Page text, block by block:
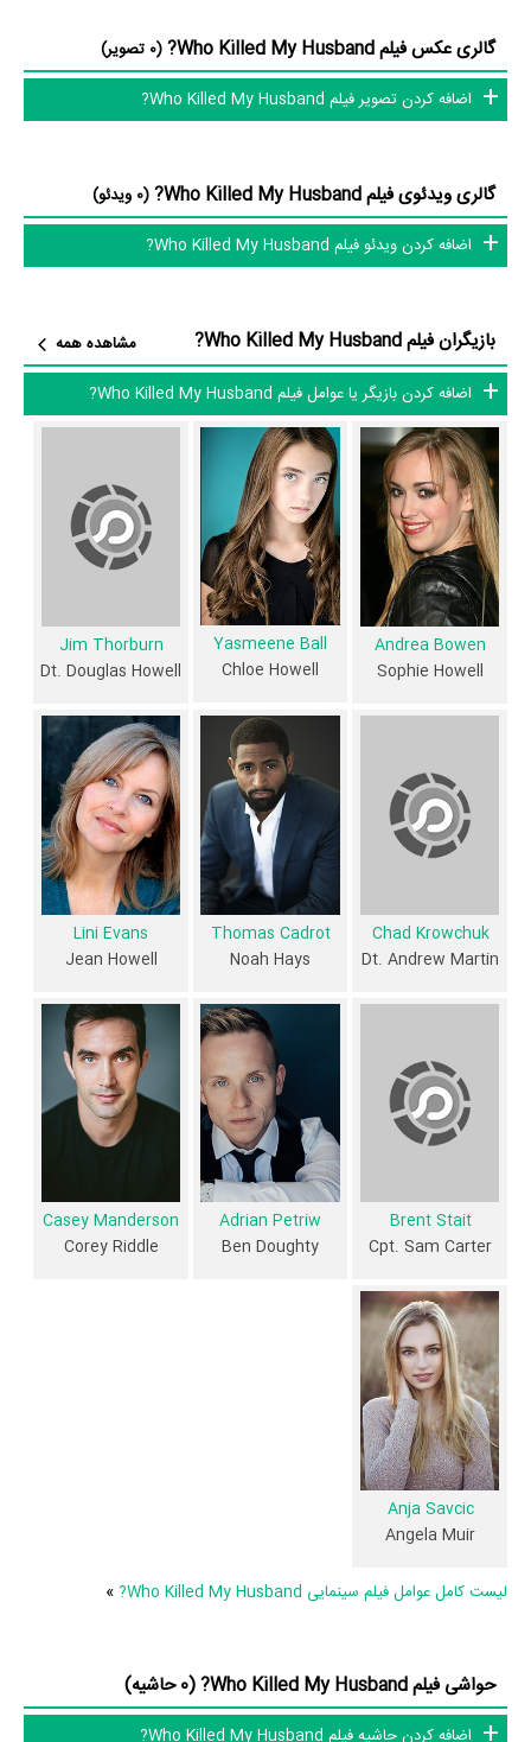
Killed My Husband? بازیگرانی چون
Andrea Bowen
در نقش Sophie
Howell،Yasmeene Ball در نقش Chloe Howell،Jim Thorburn
Jean Howell و
Brent Stait
در نقش Cpt. Sam Carter به ایفای نقش و
Killed My Husband? باتوجه به بازی گرفتن از این تعداد بازیگر و مدیریت
آنها کار بسیار دشواری بوده است؛ باید بررسی کرد آیاDavid Winning
کارگردان و به‌عنوان بازیگردان و همچنین تیم بازیگری Who Killed My
Husband? توانسته‌اند در این زمینه موفق باشند و بازی‌های درخشانی را
نمایش دهند؟
از دیگر بازیگران فیلم Who Killed My Husband? می‌توان به
Adrian
Petriwدر نقش Ben Doughty،Casey Manderson
در نقش Corey
Riddle و
Anja Savcic در نقش Angela Muir اشاره کرد.
داستان فیلم Who Killed My Husband?
از محتوا و داستان فیلم Who Killed My Husband? چقدر اطلاع دارید؟
Karen HannaوCathy
McKernanنوشته شده است.
در خلاصه داستانی که یا از سوی تیم رسانه‌ای اثر و یا توسط دیگر رسانه‌ها درباره
داستان Who Killed My Husband? منتشر شده است، می‌خوانیم: «شوهر
سوفی در خط وظیفه به عنوان یک افسر پلیس کشته شده است، و اکنون او
برای رسیدگی به آخرین پرونده وی به عنوان دخترش به شدت بیمار در معرض
فیلم Who Killed My Husband? از نظر ساختار (فرم)، محتوا و محیط تولید،
به آثار مختلفی شباهت دارد. با توجه به شاخص‌های متعدد و گوناگونی می‌توان
گفت آثار مرتبط فیلم Who Killed My Husband? عبارت است از: .
نیز آمارها و نکات جذابی را می‌توان بیان کرد. براساس آمارها فیلم Who Killed
امتیاز مردم فیلم Who Killed My Husband? بهترین اثر
حرفه بازیگری محسوب می‌شود.
فیلم اولی بوده‌اند:Lini Evans
همچنینDavid Winning
همکاری خود با بازیگرانی چون
یکدیگر یک رابطه همکاری شکل گرفته که 45 همکاری برای اولین‌مرتبه در
Who Killed My Husband? رخ داده است. مانند:
Andrea Bowenو
گالری عکس فیلم Who Killed My Husband?
(0 تصویر)
اضافه کردن تصویر فیلم Who Killed My Husband?
گالری ویدئوی فیلم Who Killed My Husband?
(0 ویدئو)
اضافه کردن ویدئو فیلم Who Killed My Husband?
بازیگران فیلم Who Killed My Husband?
مشاهده همه
اضافه کردن بازیگر یا عوامل فیلم Who Killed My Husband?
Andrea Bowen
Sophie Howell
Yasmeene Ball
Chloe Howell
Jim Thorburn
Dt. Douglas Howell
Chad Krowchuk
Dt. Andrew Martin
Thomas Cadrot
Noah Hays
Lini Evans
Jean Howell
Brent Stait
Cpt. Sam Carter
Adrian Petriw
Ben Doughty
Casey Manderson
Corey Riddle
Anja Savcic
Angela Muir
لیست کامل عوامل فیلم سینمایی Who Killed My Husband? »
حواشی فیلم Who Killed My Husband? (0 حاشیه)
اضافه کردن حاشیه فیلم Who Killed My Husband?